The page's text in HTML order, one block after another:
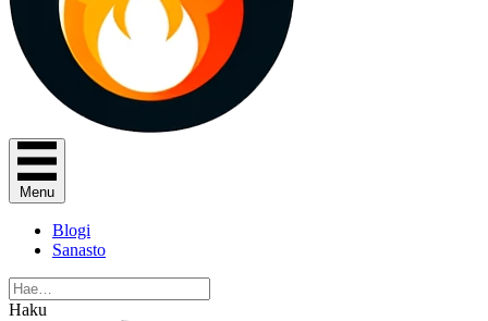
Menu
Blogi
Sanasto
Haku